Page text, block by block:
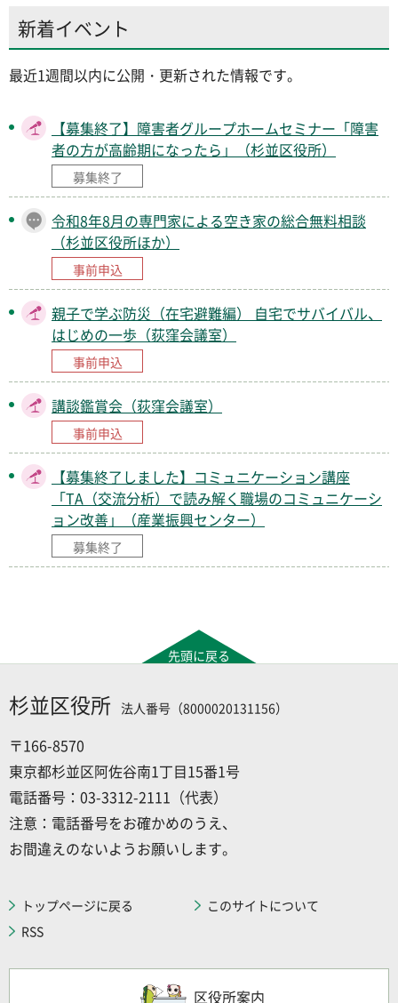
新着イベント
最近1週間以内に公開・更新された情報です。
【募集終了】障害者グループホームセミナー「障害
者の方が高齢期になったら」（杉並区役所）
募集終了
令和8年8月の専門家による空き家の総合無料相談
（杉並区役所ほか）
事前申込
親子で学ぶ防災（在宅避難編） 自宅でサバイバル、
はじめの一歩（荻窪会議室）
事前申込
講談鑑賞会（荻窪会議室）
事前申込
【募集終了しました】コミュニケーション講座
「TA（交流分析）で読み解く職場のコミュニケーシ
ョン改善」（産業振興センター）
募集終了
先頭に戻る
杉並区役所 法人番号（8000020131156）
〒166-8570
東京都杉並区阿佐谷南1丁目15番1号
電話番号：03-3312-2111（代表）
注意：電話番号をお確かめのうえ、
お間違えのないようお願いします。
トップページに戻る
このサイトについて
RSS
区役所案内